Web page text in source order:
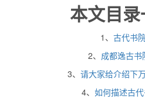
本文目录
1、 古代书
2、 成都逸古书
3、 请大家给介绍下
4、 如何描述古